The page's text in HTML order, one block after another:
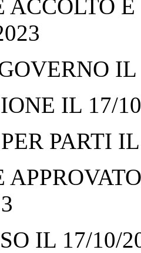
ACCOLTO
IL 17/
PARTI
IL 17/10/